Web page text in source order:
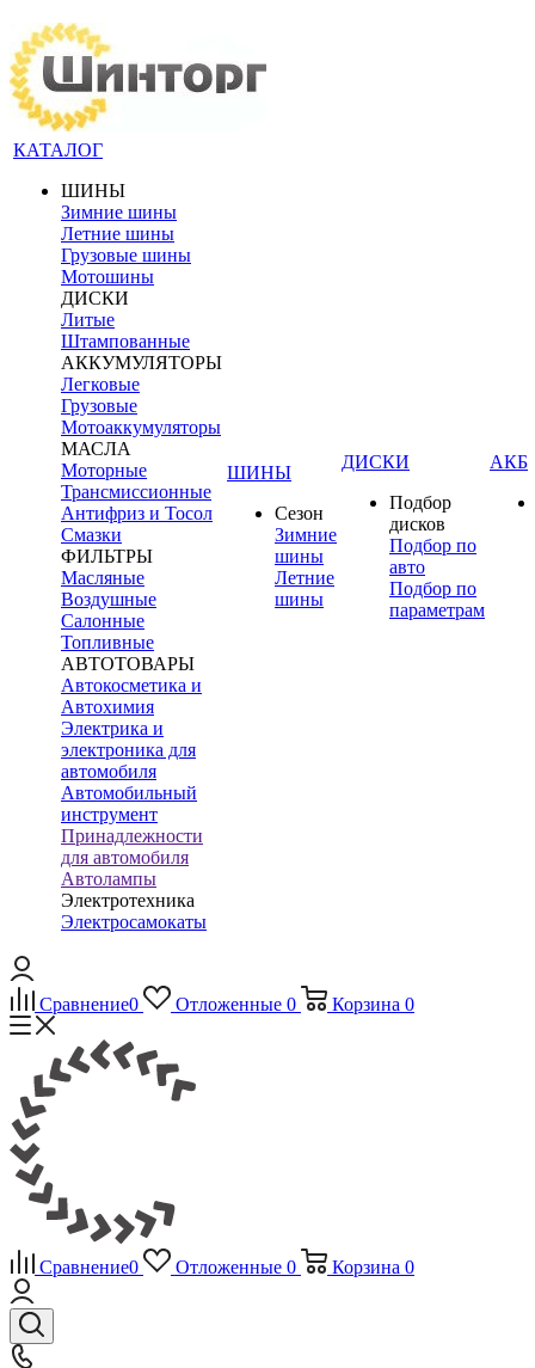
КАТАЛОГ
ШИНЫ
Зимние шины
Летние шины
Грузовые шины
Мотошины
ДИСКИ
Литые
Штампованные
АККУМУЛЯТОРЫ
Легковые
Грузовые
Мотоаккумуляторы
МАСЛА
Моторные
Трансмиссионные
Антифриз и Тосол
Смазки
ФИЛЬТРЫ
Масляные
Воздушные
Салонные
Топливные
АВТОТОВАРЫ
Автокосметика и
Автохимия
Электрика и
электроника для
автомобиля
Автомобильный
инструмент
Принадлежности
для автомобиля
Автолампы
Электротехника
Электросамокаты
ШИНЫ
Сезон
Зимние
шины
Летние
шины
ДИСКИ
Подбор
дисков
Подбор по
авто
Подбор по
параметрам
АКБ
Сравнение0 Отложенные 0 Корзина 0
Сравнение0 Отложенные 0 Корзина 0